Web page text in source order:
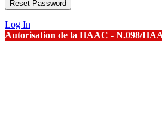
Log In
Autorisation de la HAAC - N.098/